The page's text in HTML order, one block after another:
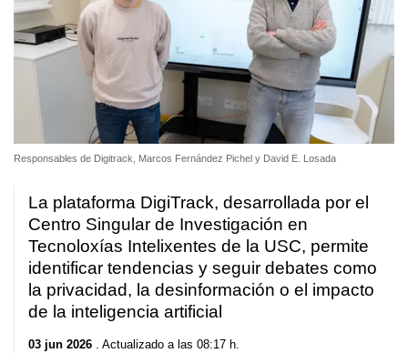
Responsables de Digitrack, Marcos Fernández Pichel y David E. Losada
La plataforma DigiTrack, desarrollada por el
Centro Singular de Investigación en
Tecnoloxías Intelixentes de la USC, permite
identificar tendencias y seguir debates como
la privacidad, la desinformación o el impacto
de la inteligencia artificial
03 jun 2026 . Actualizado a las 08:17 h.